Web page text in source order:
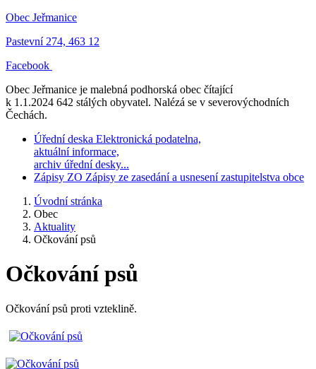
Obec Jeřmanice
Pastevní 274, 463 12
Facebook
Obec Jeřmanice je malebná podhorská obec čítající
k 1.1.2024 642 stálých obyvatel. Nalézá se v severovýchodních
Čechách.
Úřední deska Elektronická podatelna,
aktuální informace,
archiv úřední desky...
Zápisy ZO Zápisy ze zasedání a usnesení zastupitelstva obce
Úvodní stránka
Obec
Aktuality
Očkování psů
Očkování psů
Očkování psů proti vzteklině.